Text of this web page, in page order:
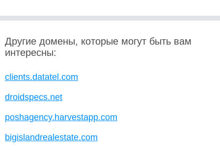
Другие домены, которые могут быть вам
интересны:
clients.datatel.com
droidspecs.net
poshagency.harvestapp.com
bigislandrealestate.com